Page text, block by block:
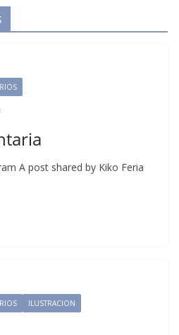
A post shared by Kiko Feria
ILUSTRACION